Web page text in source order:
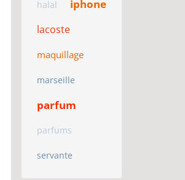
halal iphone
lacoste
maquillage
marseille
parfum
parfums
servante